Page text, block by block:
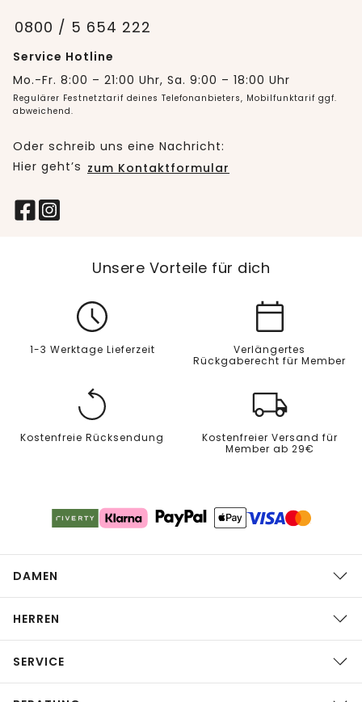
0800 / 5 654 222
Service Hotline
Mo.-Fr. 8:00 – 21:00 Uhr, Sa. 9:00 – 18:00 Uhr
Regulärer Festnetztarif deines Telefonanbieters, Mobilfunktarif ggf.
abweichend.
Oder schreib uns eine Nachricht:
Hier geht’s zum Kontaktformular
Unsere Vorteile für dich
1-3 Werktage Lieferzeit
Verlängertes
Rückgaberecht für Member
Kostenfreie Rücksendung
Kostenfreier Versand für
Member ab 29€
DAMEN
HERREN
SERVICE